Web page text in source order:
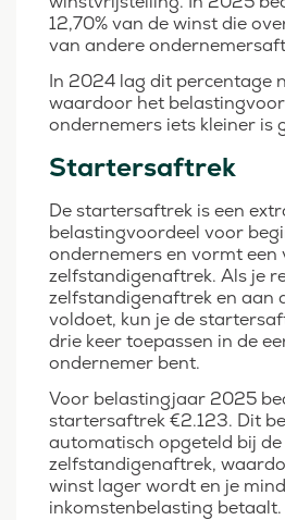
12,70% van de winst die
van andere
In 2024 lag dit percentage
waardoor het
ondernemers iets kleiner is
Startersaftrek
De startersaftrek is een
belastingvoordeel voor
ondernemers en vormt een
zelfstandigenaftrek. Als je
zelfstandigenaftrek en aan
voldoet, kun je de
drie keer toepassen in de
ondernemer bent.
Voor belastingjaar 2025
startersaftrek €2.123. Dit
automatisch opgeteld bij de
zelfstandigenaftrek,
winst lager wordt en je
inkomstenbelasting betaalt.